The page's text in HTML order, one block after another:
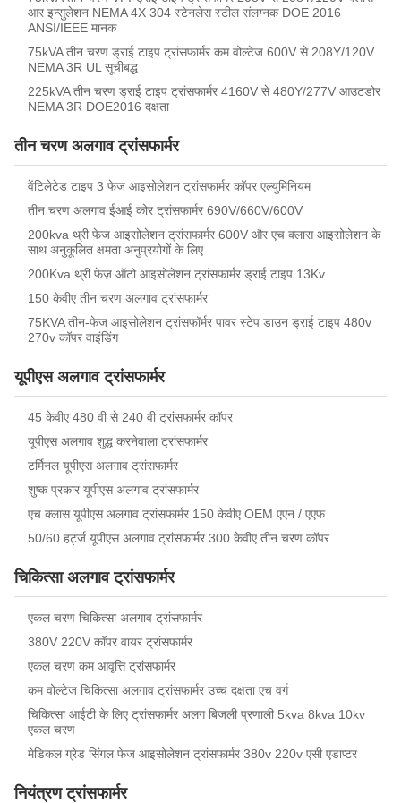
आर इन्सुलेशन NEMA 4X 304 स्टेनलेस स्टील संलग्नक DOE 2016
ANSI/IEEE मानक
75kVA तीन चरण ड्राई टाइप ट्रांसफार्मर कम वोल्टेज 600V से 208Y/120V
NEMA 3R UL सूचीबद्ध
225kVA तीन चरण ड्राई टाइप ट्रांसफार्मर 4160V से 480Y/277V आउटडोर
NEMA 3R DOE2016 दक्षता
तीन चरण अलगाव ट्रांसफार्मर
वेंटिलेटेड टाइप 3 फेज आइसोलेशन ट्रांसफार्मर कॉपर एल्युमिनियम
तीन चरण अलगाव ईआई कोर ट्रांसफार्मर 690V/660V/600V
200kva थ्री फेज आइसोलेशन ट्रांसफार्मर 600V और एच क्लास आइसोलेशन के
साथ अनुकूलित क्षमता अनुप्रयोगों के लिए
200Kva थ्री फेज़ ऑटो आइसोलेशन ट्रांसफार्मर ड्राई टाइप 13Kv
150 केवीए तीन चरण अलगाव ट्रांसफार्मर
75KVA तीन-फेज आइसोलेशन ट्रांसफॉर्मर पावर स्टेप डाउन ड्राई टाइप 480v
270v कॉपर वाइंडिंग
यूपीएस अलगाव ट्रांसफार्मर
45 केवीए 480 वी से 240 वी ट्रांसफार्मर कॉपर
यूपीएस अलगाव शुद्ध करनेवाला ट्रांसफार्मर
टर्मिनल यूपीएस अलगाव ट्रांसफार्मर
शुष्क प्रकार यूपीएस अलगाव ट्रांसफार्मर
एच क्लास यूपीएस अलगाव ट्रांसफार्मर 150 केवीए OEM एएन / एएफ
50/60 हर्ट्ज यूपीएस अलगाव ट्रांसफार्मर 300 केवीए तीन चरण कॉपर
चिकित्सा अलगाव ट्रांसफार्मर
एकल चरण चिकित्सा अलगाव ट्रांसफार्मर
380V 220V कॉपर वायर ट्रांसफार्मर
एकल चरण कम आवृत्ति ट्रांसफार्मर
कम वोल्टेज चिकित्सा अलगाव ट्रांसफार्मर उच्च दक्षता एच वर्ग
चिकित्सा आईटी के लिए ट्रांसफार्मर अलग बिजली प्रणाली 5kva 8kva 10kv
एकल चरण
मेडिकल ग्रेड सिंगल फेज आइसोलेशन ट्रांसफार्मर 380v 220v एसी एडाप्टर
नियंत्रण ट्रांसफार्मर